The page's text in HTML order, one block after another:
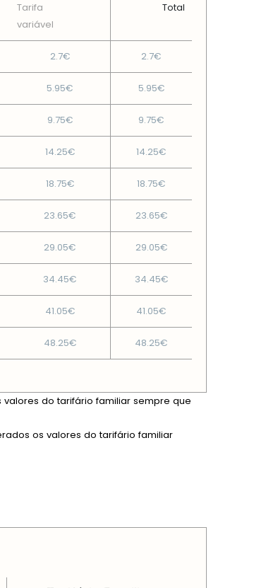
Tarifa
variável
Total
2.7€ 2.7€
5.95€ 5.95€
9.75€ 9.75€
14.25€ 14.25€
18.75€ 18.75€
23.65€ 23.65€
29.05€ 29.05€
34.45€ 34.45€
41.05€ 41.05€
48.25€ 48.25€
do tarifário familiar sempre que
os valores do tarifário familiar